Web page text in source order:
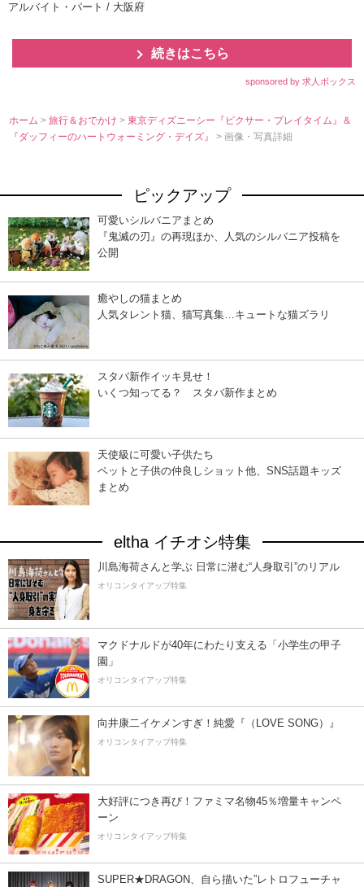
アルバイト・パート / 大阪府
続きはこちら
sponsored by 求人ボックス
ホーム >旅行＆おでかけ>東京ディズニーシー『ピクサー・プレイタイム』＆
『ダッフィーのハートウォーミング・デイズ』> 画像・写真詳細
ピックアップ
可愛いシルバニアまとめ
『鬼滅の刃』の再現ほか、人気のシルバニア投稿を
公開
癒やしの猫まとめ
人気タレント猫、猫写真集…キュートな猫ズラリ
スタバ新作イッキ見せ！
いくつ知ってる？ スタバ新作まとめ
天使級に可愛い子供たち
ペットと子供の仲良しショット他、SNS話題キッズ
まとめ
eltha イチオシ特集
川島海荷さんと学ぶ 日常に潜む“人身取引”のリアル
オリコンタイアップ特集
マクドナルドが40年にわたり支える「小学生の甲子
園」
オリコンタイアップ特集
向井康二イケメンすぎ！純愛『（LOVE SONG）』
オリコンタイアップ特集
大好評につき再び！ファミマ名物45％増量キャンペ
ーン
オリコンタイアップ特集
SUPER★DRAGON、自ら描いた”レトロフューチャ